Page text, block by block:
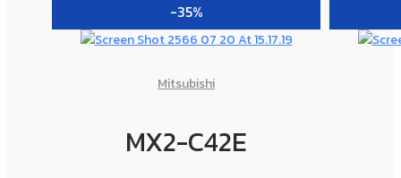
-35%
Mitsubishi
MX2-C42E